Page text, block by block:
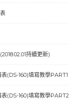
持續更新)
(DS-160)填寫教學PART1
(DS-160)填寫教學PART2